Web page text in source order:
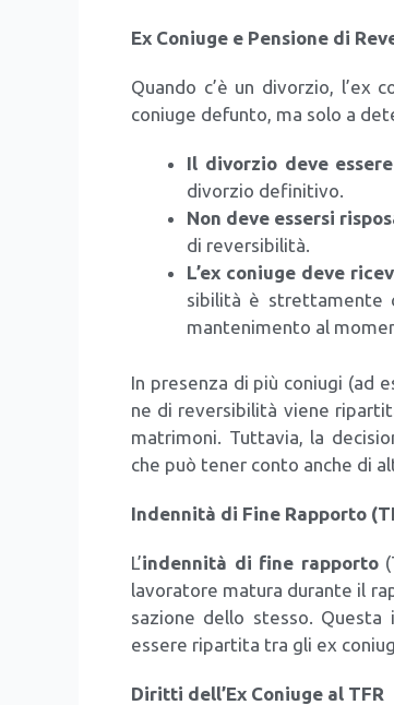
Ex Coniu­ge e Pen­sio­ne di
Quan­do c’è un divor­zio, l’ex
coniu­ge defun­to, ma solo a
Il divor­zio deve
divor­zio defi­ni­ti­vo.
Non deve esser­si
di rever­si­bi­li­tà.
L’ex coniu­ge deve
si­bi­li­tà è stret­ta­men­te
man­te­ni­men­to al
In pre­sen­za di più coniu­gi (ad
ne di rever­si­bi­li­tà vie­ne
matri­mo­ni. Tut­ta­via, la
che può tener con­to anche di
Inden­ni­tà di Fine Rap­por­to
L’inden­ni­tà di fine rap­por­to
lavo­ra­to­re matu­ra duran­te il
sa­zio­ne del­lo stes­so.
esse­re ripar­ti­ta tra gli ex
Dirit­ti del­l’Ex Coniu­ge al TFR